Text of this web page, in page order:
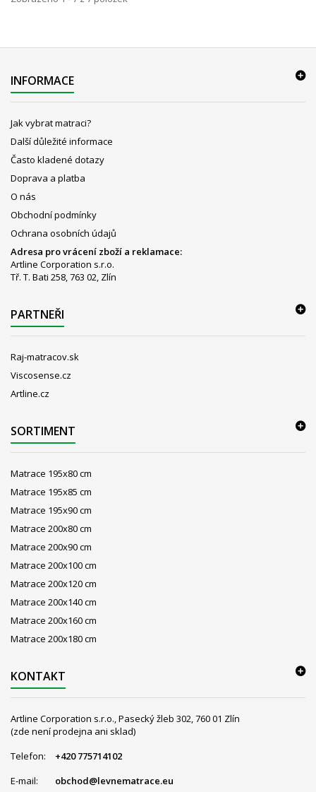
INFORMACE
Jak vybrat matraci?
Další důležité informace
Často kladené dotazy
Doprava a platba
O nás
Obchodní podmínky
Ochrana osobních údajů
Adresa pro vrácení zboží a reklamace:
Artline Corporation s.r.o.
Tř. T. Bati 258, 763 02, Zlín
PARTNEŘI
Raj-matracov.sk
Viscosense.cz
Artline.cz
SORTIMENT
Matrace 195x80 cm
Matrace 195x85 cm
Matrace 195x90 cm
Matrace 200x80 cm
Matrace 200x90 cm
Matrace 200x100 cm
Matrace 200x120 cm
Matrace 200x140 cm
Matrace 200x160 cm
Matrace 200x180 cm
KONTAKT
Artline Corporation s.r.o., Pasecký žleb 302, 760 01 Zlín
(zde není prodejna ani sklad)
Telefon:
+420 775714102
E-mail:
obchod@levnematrace.eu